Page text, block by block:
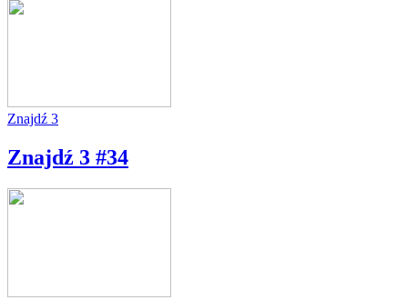
Znajdź 3
Znajdź 3 #34